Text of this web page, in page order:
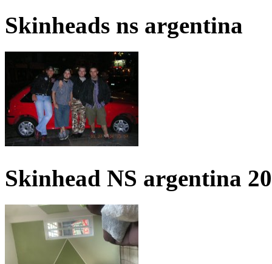
Skinheads ns argentina
Skinhead NS argentina